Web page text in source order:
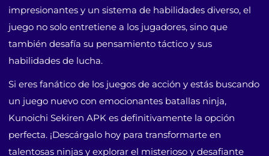
impresionantes y un sistema de habilidades diverso, el
juego no solo entretiene a los jugadores, sino que
también desafía su pensamiento táctico y sus
habilidades de lucha.
Si eres fanático de los juegos de acción y estás buscando
un juego nuevo con emocionantes batallas ninja,
Kunoichi Sekiren APK es definitivamente la opción
perfecta. ¡Descárgalo hoy para transformarte en
talentosas ninjas y explorar el misterioso y desafiante